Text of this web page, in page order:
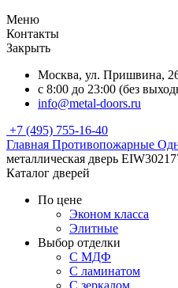
Меню
Контакты
Закрыть
Москва, ул. Пришвина,
с 8:00 до 23:00 (без
info@metal-doors.ru
+7 (495) 755-16-40
Главная Противопожарные
металлическая дверь
Каталог дверей
По цене
Эконом класса
Элитные
Выбор отделки
С МДФ
С ламинатом
С зеркалом